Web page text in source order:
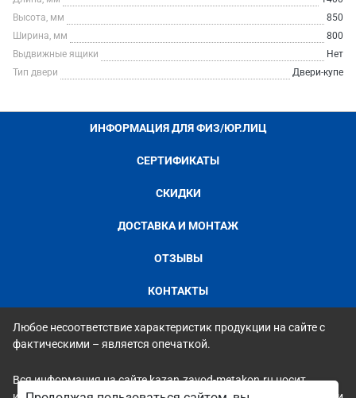
Высота, мм
850
Ширина, мм
800
Выдвижные ящики
Нет
Тип двери
Двери-купе
ИНФОРМАЦИЯ ДЛЯ ФИЗ/ЮР.ЛИЦ
СЕРТИФИКАТЫ
СКИДКИ
ДОСТАВКА И МОНТАЖ
ОТЗЫВЫ
КОНТАКТЫ
Любое несоответствие характеристик продукции на сайте с
фактическими – является опечаткой.
Вся информация на сайте kazan.zavod-metakon.ru носит